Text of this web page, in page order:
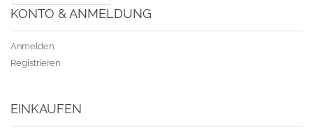
KONTO & ANMELDUNG
Anmelden
Registrieren
EINKAUFEN